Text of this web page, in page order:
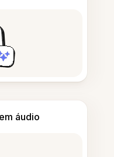
áudio